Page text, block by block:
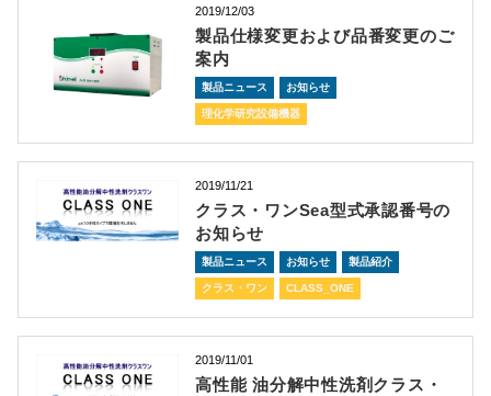
2019/12/03
製品仕様変更および品番変更のご
案内
製品ニュース お知らせ
理化学研究設備機器
2019/11/21
クラス・ワンSea型式承認番号の
お知らせ
製品ニュース お知らせ 製品紹介
クラス・ワン CLASS_ONE
2019/11/01
高性能 油分解中性洗剤クラス・